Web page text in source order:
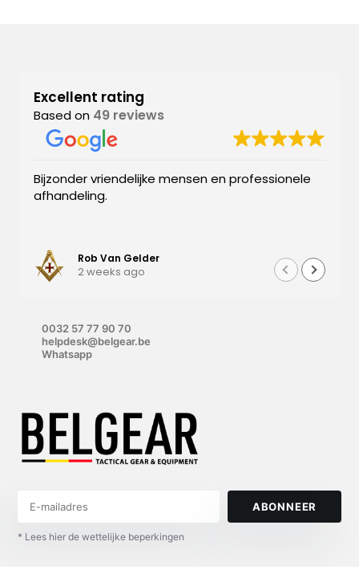
Excellent rating
Based on 49 reviews
Bijzonder vriendelijke mensen en professionele
afhandeling.
Rob Van Gelder
2 weeks ago
0032 57 77 90 70
helpdesk@belgear.be
Whatsapp
ABONNEER
* Lees hier de wettelijke beperkingen